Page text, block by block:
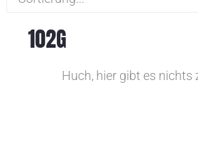
102G
Huch, hier gibt es nichts